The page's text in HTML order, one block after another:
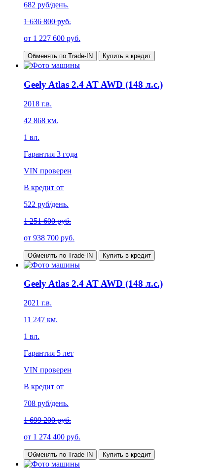
682 руб/день.
1 636 800 руб.
от 1 227 600 руб.
Обменять по Trade-IN Купить в кредит
Geely Atlas 2.4 AT AWD (148 л.с.)
2018 г.в.
42 868 км.
1 вл.
Гарантия 3 года
VIN проверен
В кредит от
522 руб/день.
1 251 600 руб.
от 938 700 руб.
Обменять по Trade-IN Купить в кредит
Geely Atlas 2.4 AT AWD (148 л.с.)
2021 г.в.
11 247 км.
1 вл.
Гарантия 5 лет
VIN проверен
В кредит от
708 руб/день.
1 699 200 руб.
от 1 274 400 руб.
Обменять по Trade-IN Купить в кредит